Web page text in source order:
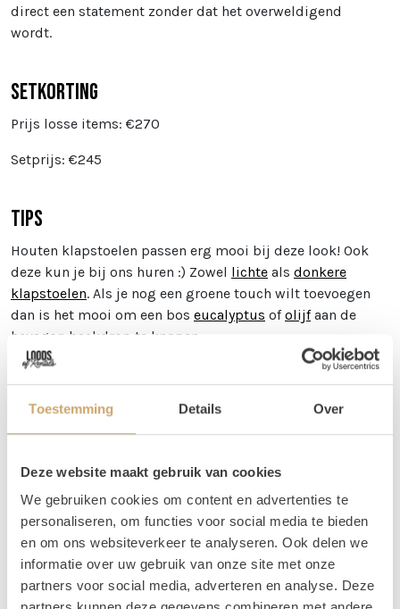
Toestemming Details Over
Deze website maakt gebruik van cookies
We gebruiken cookies om content en advertenties te
personaliseren, om functies voor social media te bieden
en om ons websiteverkeer te analyseren. Ook delen we
informatie over uw gebruik van onze site met onze
partners voor social media, adverteren en analyse. Deze
direct een statement zonder dat het overweldigend
wordt.
Setkorting
Prijs losse items: €270
Setprijs: €245
Tips
Houten klapstoelen passen erg mooi bij deze look! Ook
deze kun je bij ons huren :) Zowel lichte als donkere
klapstoelen. Als je nog een groene touch wilt toevoegen
dan is het mooi om een bos eucalyptus ofolijfaan de
hexagon backdrop te knopen.
dat 1 product niet op voorraad is, maar we hebben voor
veel producten een alternatief! Je kunt ons bereiken op 06
20 21 73 66 of mail naar
info@loodsofrentals.nl
Verhuur - Hoe werkt het?
Al onze verhuur items huur je voor3 dagen, voor de